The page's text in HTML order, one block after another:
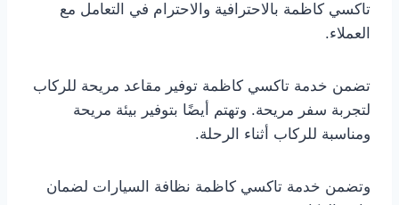
تاكسي كاظمة بالاحترافية والاحترام في التعامل مع
العملاء.
تضمن خدمة تاكسي كاظمة توفير مقاعد مريحة للركاب
لتجربة سفر مريحة. وتهتم أيضًا بتوفير بيئة مريحة
ومناسبة للركاب أثناء الرحلة.
وتضمن خدمة تاكسي كاظمة نظافة السيارات لضمان